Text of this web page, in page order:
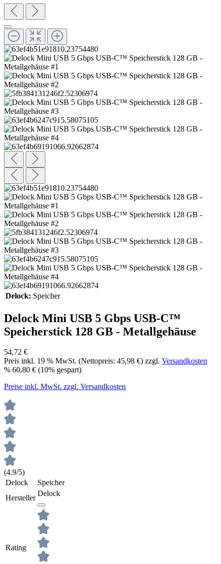
Delock: Speicher
Delock Mini USB 5 Gbps USB-C™
Speicherstick 128 GB - Metallgehäuse
54,72 €
Preis inkl. 19 % MwSt. (Nettopreis: 45,98 €) zzgl. Versandkosten
% 60,80 € (10% gespart)
Preise inkl. MwSt. zzgl. Versandkosten
(4.9/5)
Delock
Speicher
Hersteller
Delock
Rating